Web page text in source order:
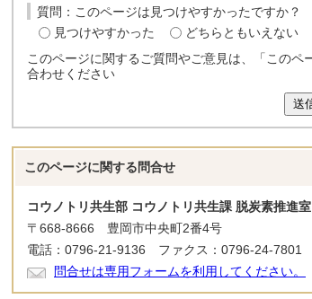
質問：このページは見つけやすかったですか？
見つけやすかった
どちらともいえない
このページに関するご質問やご意見は、「この
合わせください
送
このページに関する 問合せ
コウノトリ共生部 コウノトリ共生課 脱炭素推進室
〒668-8666 豊岡市中央町2番4号
電話：0796-21-9136 ファクス：0796-24-7801
問合せは専用フォームを利用してください。